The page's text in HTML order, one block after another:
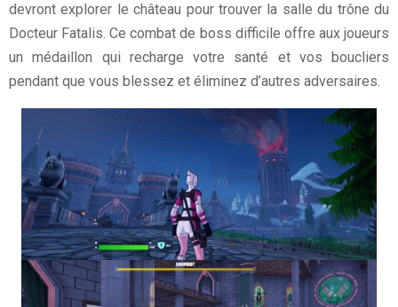
devront explorer le château pour trouver la salle du trône du
Docteur Fatalis. Ce combat de boss difficile offre aux joueurs
un médaillon qui recharge votre santé et vos boucliers
pendant que vous blessez et éliminez d’autres adversaires.